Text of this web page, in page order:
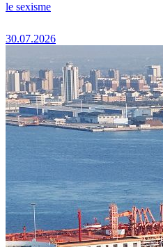
le sexisme
30.07.2026